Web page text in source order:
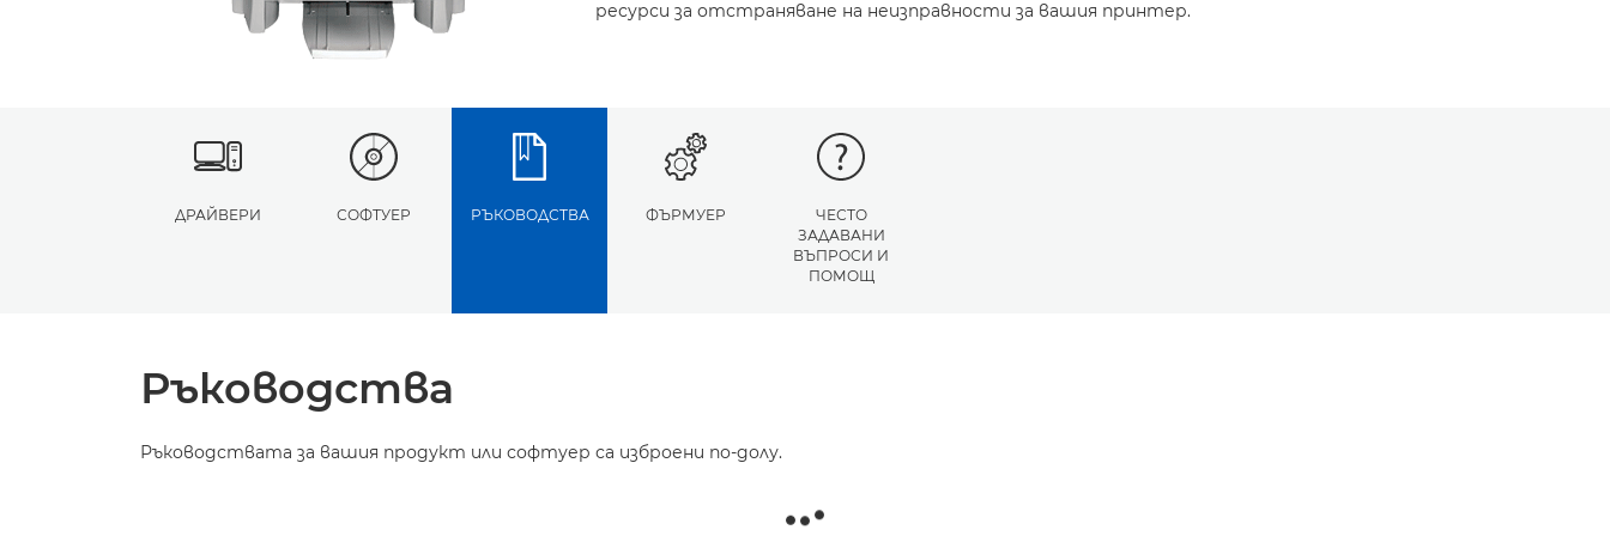
ресурси за отстраняване на неизправности за вашия принтер.
ДРАЙВЕРИ СОФТУЕР РЪКОВОДСТВА ФЪРМУЕР
ЧЕСТО
ЗАДАВАНИ
ВЪПРОСИ И
ПОМОЩ
Ръководства
Ръководствата за вашия продукт или софтуер са изброени по-долу.